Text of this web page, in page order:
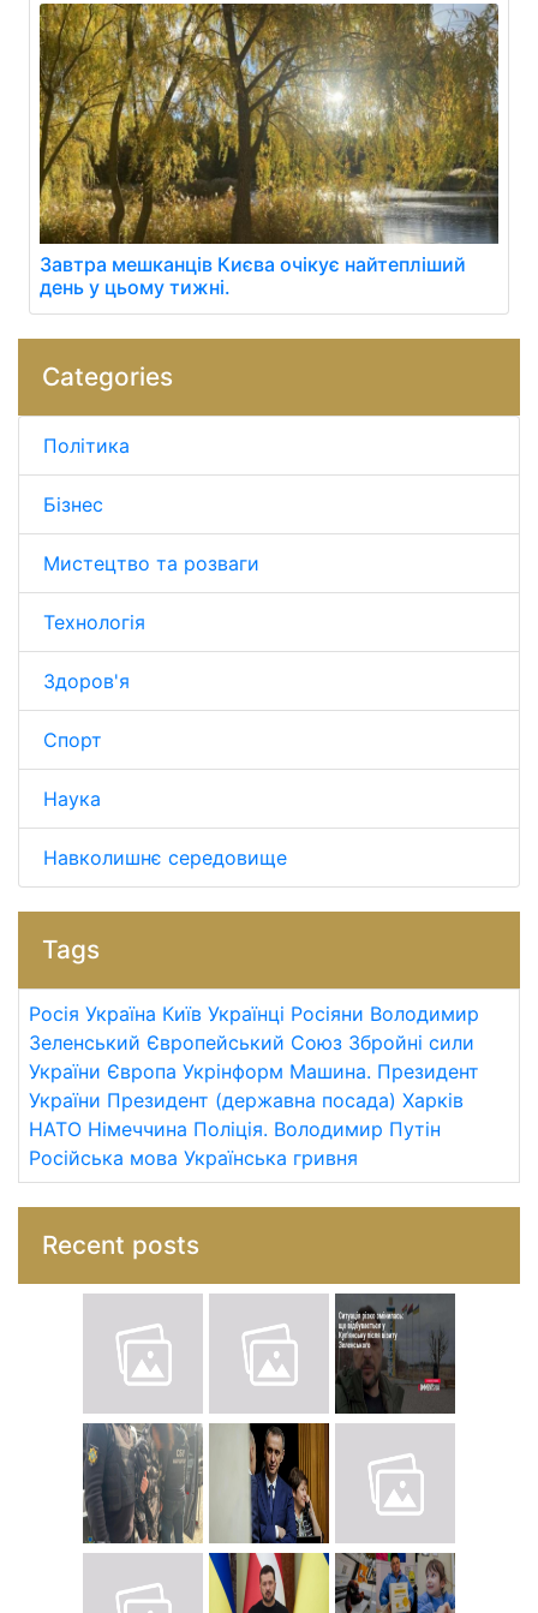
Завтра мешканців Києва очікує найтепліший
день у цьому тижні.
Categories
Політика
Бізнес
Мистецтво та розваги
Технологія
Здоров'я
Спорт
Наука
Навколишнє середовище
Tags
Росія Україна Київ Українці Росіяни Володимир
Зеленський Європейський Союз Збройні сили
України Європа Укрінформ Машина. Президент
України Президент (державна посада) Харків
НАТО Німеччина Поліція. Володимир Путін
Російська мова Українська гривня
Recent posts